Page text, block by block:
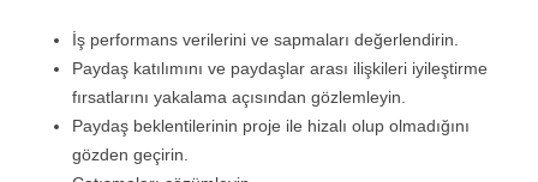
İş performans verilerini ve sapmaları değerlendirin.
Paydaş katılımını ve paydaşlar arası ilişkileri iyileştirme
fırsatlarını yakalama açısından gözlemleyin.
Paydaş beklentilerinin proje ile hizalı olup olmadığını
gözden geçirin.